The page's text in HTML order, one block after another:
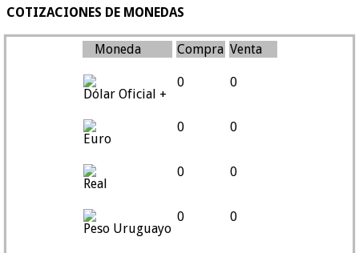
COTIZACIONES DE MONEDAS
Moneda Compra Venta
Dólar Oficial +
0 0
Euro
0 0
Real
0 0
Peso Uruguayo
0 0